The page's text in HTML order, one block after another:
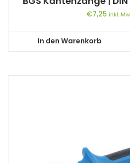
€7,25 inkl.
In den Warenkorb